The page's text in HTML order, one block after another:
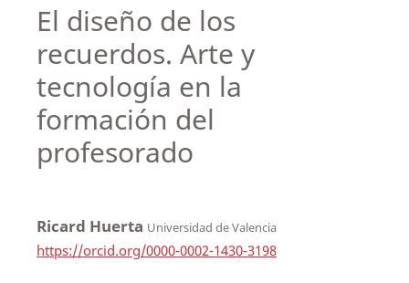
El diseño de los
recuerdos. Arte y
tecnología en la
formación del
profesorado
Ricard Huerta Universidad de Valencia
https://orcid.org/0000-0002-1430-3198